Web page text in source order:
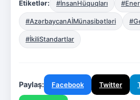
Etiketlər: #İnsanHüquqları
#AzərbaycanAİMünasibətləri
#İkiliStandartlar
Paylaş: Facebook Twitter